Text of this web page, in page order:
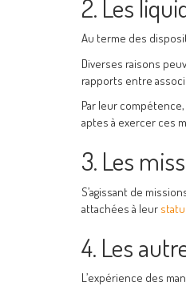
2. Les
Au terme des
Diverses raisons
rapports entre
Par leur
aptes à exercer ces
3. Les
S’agissant de
attachées à leur
4. Les
L’expérience des